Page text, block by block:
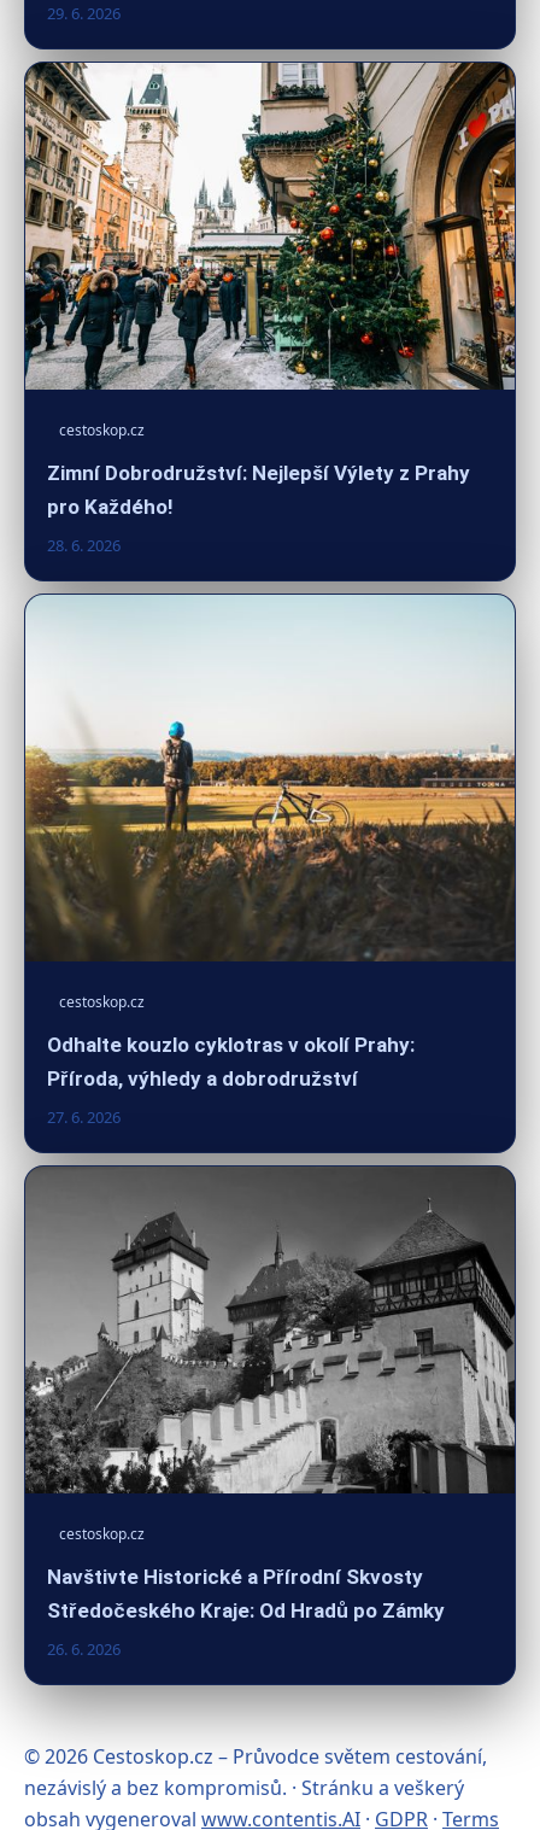
29. 6. 2026
cestoskop.cz
Zimní Dobrodružství: Nejlepší Výlety z Prahy
pro Každého!
28. 6. 2026
cestoskop.cz
Odhalte kouzlo cyklotras v okolí Prahy:
Příroda, výhledy a dobrodružství
27. 6. 2026
cestoskop.cz
Navštivte Historické a Přírodní Skvosty
Středočeského Kraje: Od Hradů po Zámky
26. 6. 2026
© 2026 Cestoskop.cz – Průvodce světem cestování,
nezávislý a bez kompromisů. · Stránku a veškerý
obsah vygeneroval www.contentis.AI · GDPR · Terms